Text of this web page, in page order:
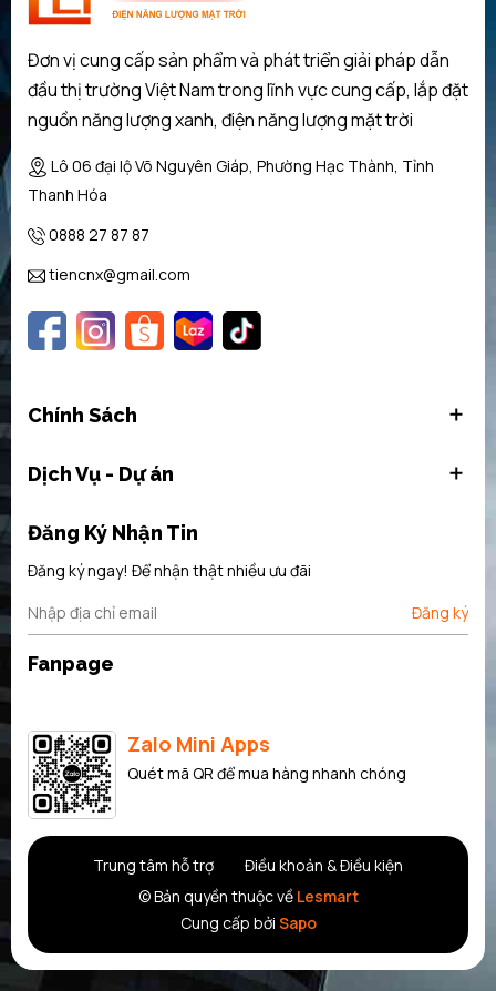
Công suất lưu trữ
Điện áp danh định (Vdc)
Dòng sạc liên tục tối đa
Dòng điện sạc/xả tối đa
Phạm vi điện áp làm việc (V)
Đề nghị sạc xả tiêu chuẩn C
Cổng truyền thông
Nhiệt độ vận hành (⁰C)
Nhiệt độ lưu trữ (⁰C)
Loại làm mát
Cấp bảo vệ
Đơn vị cung cấp sản phẩm và phát triển giải pháp dẫn
đầu thị trường Việt Nam trong lĩnh vực cung cấp, lắp đặt
nguồn năng lượng xanh, điện năng lượng mặt trời
Lô 06 đại lộ Võ Nguyên Giáp, Phường Hạc Thành, Tỉnh
Thanh Hóa
0888 27 87 87
tiencnx@gmail.com
Chính Sách
Dịch Vụ - Dự án
Đăng Ký Nhận Tin
Đăng ký ngay! Để nhận thật nhiều ưu đãi
Đăng ký
Fanpage
Zalo Mini Apps
Quét mã QR để mua hàng nhanh chóng
Trung tâm hỗ trợ
Điều khoản & Điều kiện
© Bản quyền thuộc về Lesmart
Cung cấp bởi Sapo